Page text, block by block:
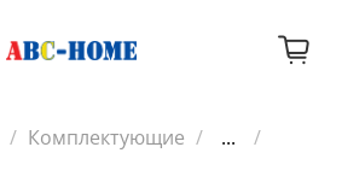
Комплектующие
...